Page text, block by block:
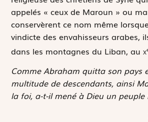
appelés « ceux de Maroun » ou
conservèrent ce nom même
vindicte des envahisseurs arabes,
dans les montagnes du Liban, aux
Comme Abraham quitta son pays
multitude de descendants, ainsi
la foi, a-t-il mené à Dieu un peuple